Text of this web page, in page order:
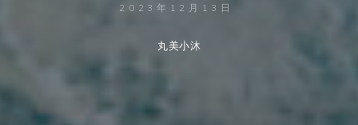
2023年12月13日
丸美小沐